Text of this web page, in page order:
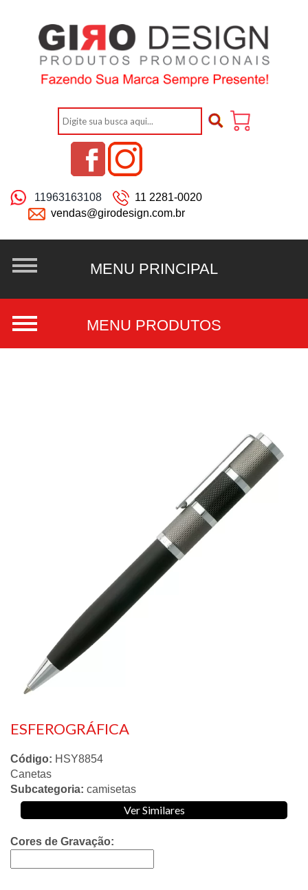
11963163108
11 2281-0020
vendas@girodesign.com.br
ESFEROGRÁFICA
Código: HSY8854
Canetas
Subcategoria: camisetas
Ver Similares
Cores de Gravação: